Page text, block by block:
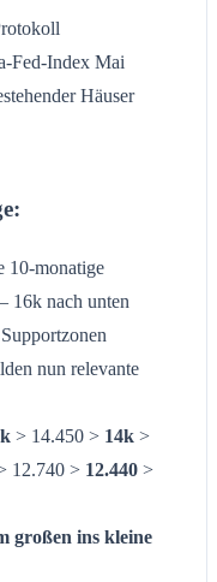
Fed-Index Mai
Häuser
10-monatige
16k nach unten
nun relevante
> 14.450 > 14k >
12.740 > 12.440 >
großen ins kleine